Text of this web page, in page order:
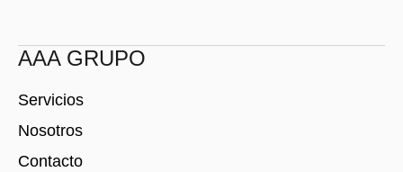
AAA GRUPO
Servicios
Nosotros
Contacto